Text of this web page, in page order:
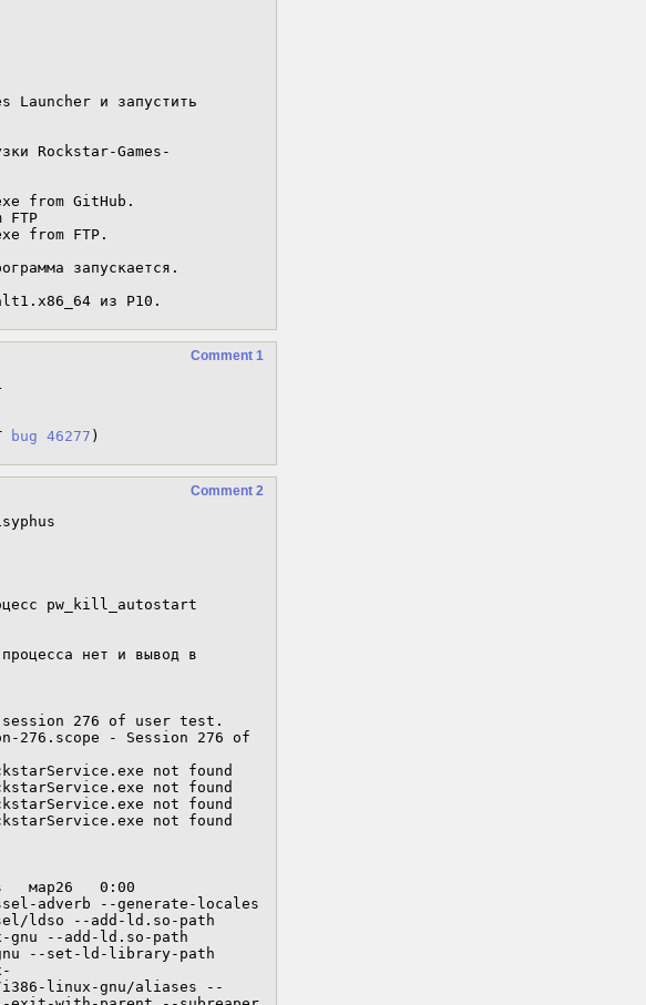
Launcher и запустить
Rockstar-Games-
from GitHub.
FTP
from FTP.
запускается.
из P10.
Comment 1
bug 46277 )
Comment 2
0:00 start.exe /exec
test       70494  0.0  0.0 2502148 27416 ?       Ssl  мар26   0:00 C:\windows\system32\services.exe
test       70497  0.0  0.1 2249088 40708 ?       Ssl  мар26   0:20 C:\windows\system32\winedevice.exe
test       70507  0.0  0.0 1903080 18860 ?       Ssl  мар26   0:00 C:\windows\system32\svchost.exe -k LocalServiceNetworkRestricted
test       70512  0.0  0.0 2178112 29856 ?       Ssl  мар26   0:00 C:\windows\system32\plugplay.exe
test       70519  1.5  0.1 2274660 41584 ?       Ssl  мар26  15:03 C:\windows\system32\winedevice.exe
test       70536 96.7  0.6 704976 224540 ?       Rl   мар26 912:42 H:\PortProton\data\tmp\Rockstar-Games-Launcher.exe
test       70539  0.0  0.7 5020328 250544 ?      Ssl  мар26   0:00 C:\windows\system32\explorer.exe /desktop
test       70586  0.0  0.0 2169492 23584 ?       Ssl  мар26   0:00 C:\windows\system32\rpcss.exe
test      311874  0.0  0.0   6476  4368 pts/1    S+   09:29   0:00 grep --color=auto exe

Убив который происходит успешная установка Rockstar